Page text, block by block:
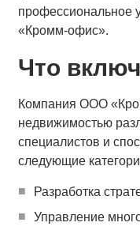
профессиональное
«Кромм-офис».
Что
Компания ООО
недвижимостью
специалистов и
следующие
Разработка
Управление